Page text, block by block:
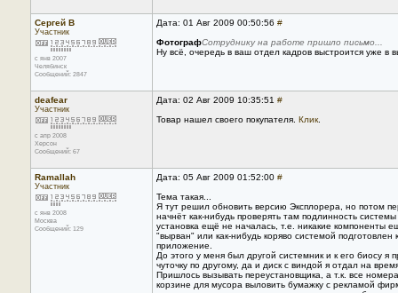
Сергей В
Участник
с янв 2007
Челябинск
Сообщений: 2847
Дата: 01 Авг 2009 00:50:56 #
ФотографСотруднику на работе пришло письмо...
Ну всё, очередь в ваш отдел кадров выстроится уже в
deafear
Участник
с апр 2008
Херсон
Сообщений: 67
Дата: 02 Авг 2009 10:35:51 #
Товар нашел своего покупателя. Клик
Ramallah
Участник
с янв 2008
Москва
Сообщений: 129
Дата: 05 Авг 2009 01:52:00 #
Тема такая...
Я тут решил обновить версию Эксплорера, но потом
начнёт как-нибудь проверять там подлинность
установка ещё не началась, т.е. никакие компоненты
"вырван" или как-нибудь коряво системой
приложение.
До этого у меня был другой системник и к его биосу я
чуточку по другому, да и диск с виндой я отдал на
Пришлось вызывать переустановщика, а т.к. все
корзине для мусора выловить бумажку с рекламой